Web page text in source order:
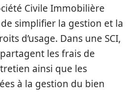
Civile Immobilière
simplifier la gestion et la
d’usage. Dans une SCI,
les frais de
ainsi que les
à la gestion du bien